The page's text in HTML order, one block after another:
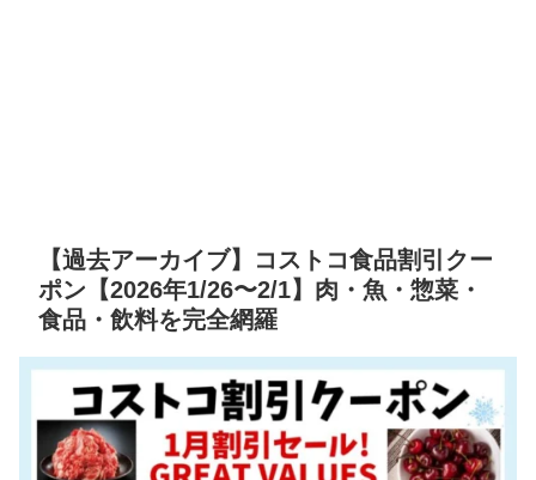
【過去アーカイブ】コストコ食品割引クー
ポン【2026年1/26〜2/1】肉・魚・惣菜・
食品・飲料を完全網羅